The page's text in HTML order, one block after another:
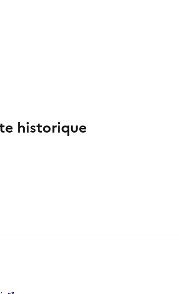
historique